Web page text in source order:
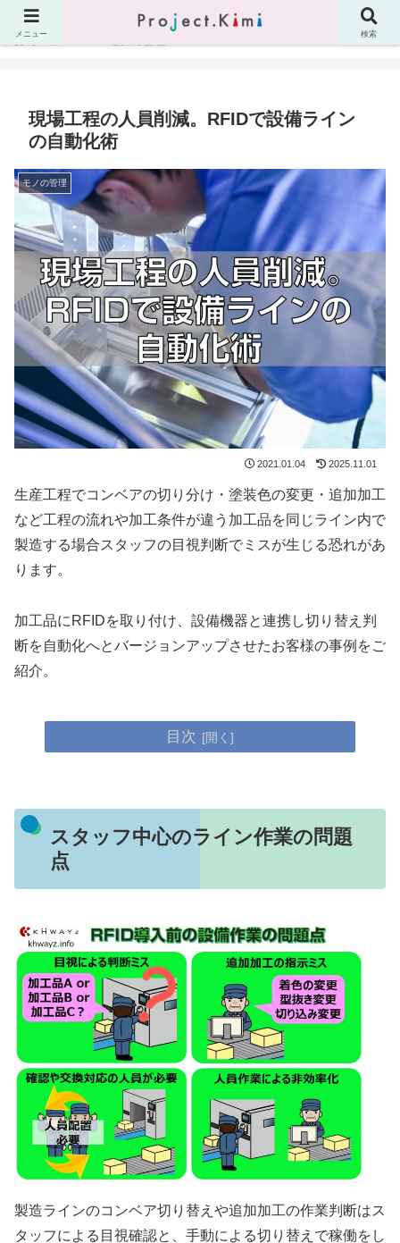
ホーム
現場工程の人員削減。RFIDで設備ライン
の自動化術
モノの管理
2021.01.04 2025.11.01
生産工程でコンベアの切り分け・塗装色の変更・追加加工
など工程の流れや加工条件が違う加工品を同じライン内で
製造する場合スタッフの目視判断でミスが生じる恐れがあ
ります。
加工品にRFIDを取り付け、設備機器と連携し切り替え判
断を自動化へとバージョンアップさせたお客様の事例をご
紹介。
目次
スタッフ中心のライン作業の問題
点
製造ラインのコンベア切り替えや追加加工の作業判断はス
タッフによる 目視確認と、 手動による切り替え で稼働をし
メニュー 検索